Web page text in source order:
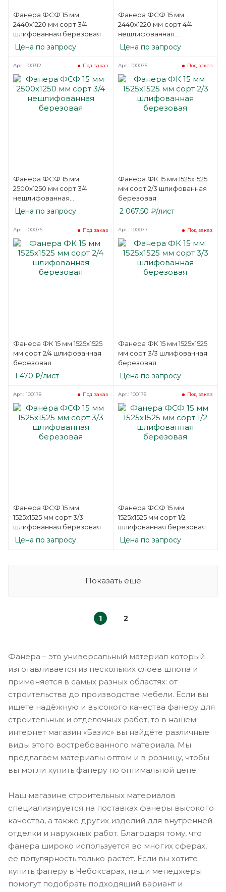
Фанера ФСФ 15 мм
2440х1220 мм сорт 3/4
шлифованная березовая
Цена по запросу
Фанера ФСФ 15 мм
2440х1220 мм сорт 4/4
нешлифованная
березовая
Цена по запросу
Фанера ФСФ 15 мм
2500х1250 мм сорт 3/4
нешлифованная
березовая
Под заказ
Арт.: 100312
Цена по запросу
Фанера ФК 15 мм 1525х1525
мм сорт 2/3 шлифованная
березовая
Под заказ
Арт.: 100075
2 067.50 ₽/лист
Фанера ФК 15 мм 1525х1525
мм сорт 2/4 шлифованная
березовая
Под заказ
Арт.: 100076
1 470 ₽/лист
Фанера ФК 15 мм 1525х1525
мм сорт 3/3 шлифованная
березовая
Под заказ
Арт.: 100077
Цена по запросу
Фанера ФСФ 15 мм
1525х1525 мм сорт 3/3
шлифованная березовая
Под заказ
Арт.: 100178
Цена по запросу
Фанера ФСФ 15 мм
1525х1525 мм сорт 1/2
шлифованная березовая
Под заказ
Арт.: 100175
Цена по запросу
Показать еще
1 2
Фанера – это универсальный материал который
изготавливается из нескольких слоев шпона и
применяется в самых разных областях: от
строительства до производстве мебели. Если вы
ищете надёжную и высокого качества фанеру для
строительных и отделочных работ, то в нашем
интернет магазин «Базис» вы найдёте различные
виды этого востребованного материала. Мы
предлагаем материалы оптом и в розницу, чтобы
вы могли купить фанеру по оптимальной цене.
Наш магазине строительных материалов
специализируется на поставках фанеры высокого
качества, а также других изделий для внутренней
отделки и наружных работ. Благодаря тому, что
фанера широко используется во многих сферах,
её популярность только растёт. Если вы хотите
купить фанеру в Чебоксарах, наши менеджеры
помогут подобрать подходящий вариант и